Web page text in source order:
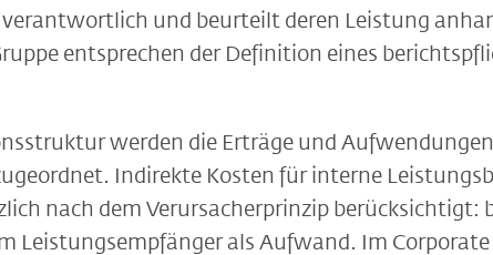
und beurteilt deren Leistung
entsprechen der Definition eines
werden die Erträge und
Indirekte Kosten für interne
nach dem Verursacherprinzip berücksichtigt:
Leistungsempfänger als Aufwand. Im Corporate